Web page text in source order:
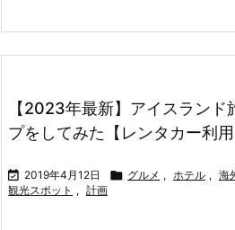
【2023年最新】アイスラン
プをしてみた【レンタカー利用
 2019年4月12日  グルメ , ホテル , 海
観光スポット , 計画